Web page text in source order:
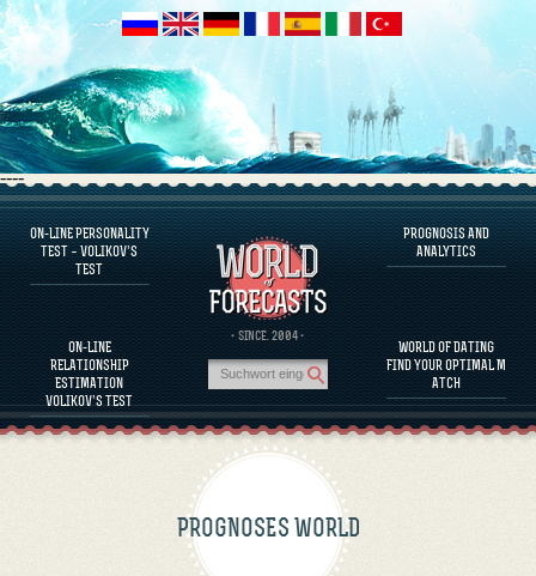
----
ON-LINE PERSONALITY
TEST – VOLIKOV’S
TEST
ON-LINE
RELATIONSHIP
ESTIMATION
VOLIKOV’S TEST
· SINCE. 2004 ·
PROGNOSIS AND
ANALYTICS
WORLD OF DATING
FIND YOUR OPTIMAL M
ATCH
FAQS
DEFINE ONE’S PERSONALITY
FAMOUS PERSONALITIES
FAQS
CALCULATE RELATIONSHIP COMPATIBILITY
PROGNOSIS AND ANALYTICS
PROGNOSES WORLD